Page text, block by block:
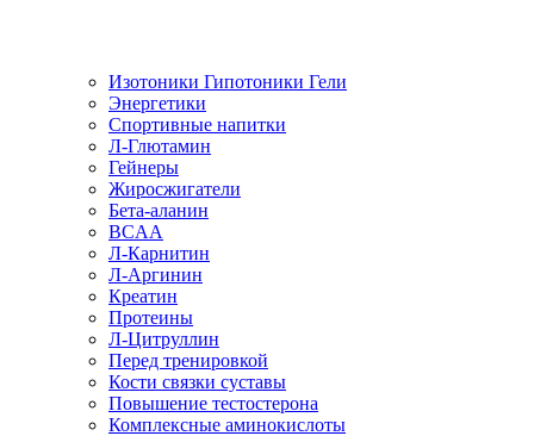
Изотоники Гипотоники Гели
Энергетики
Спортивные напитки
Л-Глютамин
Гейнеры
Жиросжигатели
Бета-аланин
BCAA
Л-Карнитин
Л-Аргинин
Креатин
Протеины
Л-Цитруллин
Перед тренировкой
Кости связки суставы
Повышение тестостерона
Комплексные аминокислоты